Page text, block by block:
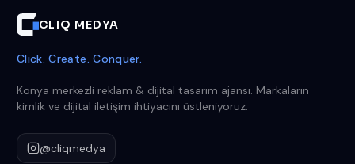
CLIQ MEDYA
Click. Create. Conquer.
Konya merkezli reklam & dijital tasarım ajansı. Markaların
kimlik ve dijital iletişim ihtiyacını üstleniyoruz.
@cliqmedya